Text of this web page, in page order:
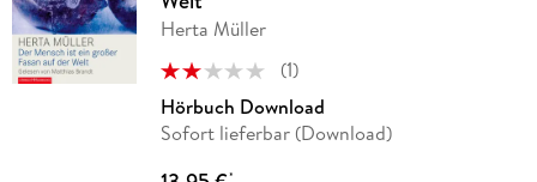
Herta Müller
(1)
Hörbuch Download
Sofort lieferbar (Download)
*